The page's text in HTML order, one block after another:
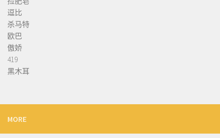
逗比
杀马特
欧巴
傲娇
419
黑木耳
MORE